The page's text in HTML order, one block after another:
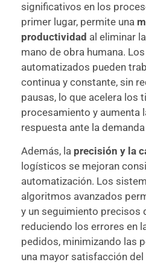
significativos en los
primer lugar, permite una
productividad al eliminar
mano de obra humana.
automatizados pueden
continua y constante, sin
pausas, lo que acelera los
procesamiento y aumenta
respuesta ante la
Además, la precisión y la
logísticos se mejoran
automatización. Los
algoritmos avanzados
y un seguimiento precisos
reduciendo los errores en
pedidos, minimizando las
una mayor satisfacción